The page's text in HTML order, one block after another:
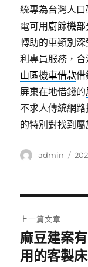
統專為台灣人
電可用 廚餘機部
轉助的車類別深
利專員服務，
山區機車借款借
屏東在地借錢的
不求人傳統網
的特別對找到
作
admin
發
章
導
上一篇文章
上
一
麻豆建案
用的客製